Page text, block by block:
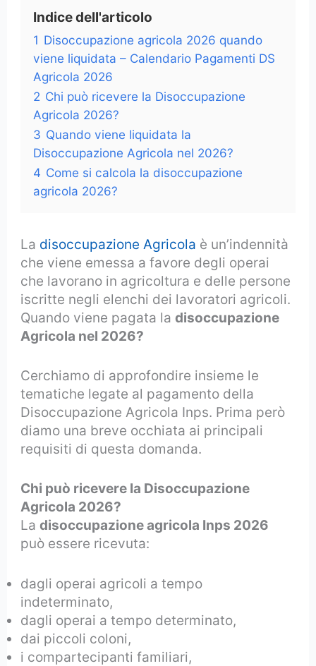
Indice dell'articolo
1 Disoccupazione agricola 2026 quando
viene liquidata – Calendario Pagamenti DS
Agricola 2026
2 Chi può ricevere la Disoccupazione
Agricola 2026?
3 Quando viene liquidata la
Disoccupazione Agricola nel 2026?
4 Come si calcola la disoccupazione
agricola 2026?
La disoccupazione Agricola è un’indennità
che viene emessa a favore degli operai
che lavorano in agricoltura e delle persone
iscritte negli elenchi dei lavoratori agricoli.
Quando viene pagata ladisoccupazione
Agricola nel 2026?
Cerchiamo di approfondire insieme le
tematiche legate al pagamento della
Disoccupazione Agricola Inps. Prima però
diamo una breve occhiata ai principali
requisiti di questa domanda.
Chi può ricevere la Disoccupazione
Agricola 2026?
Ladisoccupazione agricola Inps 2026
può essere ricevuta:
dagli operai agricoli a tempo
indeterminato,
dagli operai a tempo determinato,
dai piccoli coloni,
i compartecipanti familiari,